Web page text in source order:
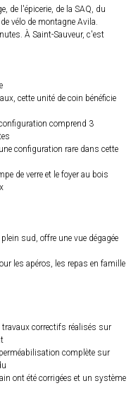
de l'épicerie, de la SAQ, du
vélo de montagne Avila.
À Saint-Sauveur, c'est
cette unité de coin bénéficie
comprend 3
configuration rare dans cette
de verre et le foyer au bois
sud, offre une vue dégagée
les apéros, les repas en famille
correctifs réalisés sur
complète sur
ont été corrigées et un système